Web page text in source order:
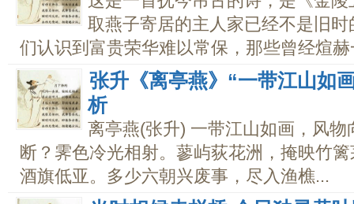
取燕子寄居的主人家已经不是旧
们认识到富贵荣华难以常保，那些曾经煊
张升《离亭燕》“一带江山如
析
离亭燕(张升) 一带江山如画，风
断？霁色冷光相射。蓼屿荻花洲，掩映竹
酒旗低亚。多少六朝兴废事，尽入渔樵...